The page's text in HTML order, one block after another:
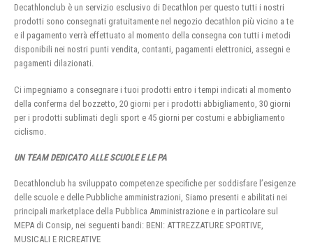
Decathlonclub è un servizio esclusivo di Decathlon per questo tutti i nostri
prodotti sono consegnati gratuitamente nel negozio decathlon più vicino a te
e il pagamento verrà effettuato al momento della consegna con tutti i metodi
disponibili nei nostri punti vendita, contanti, pagamenti elettronici, assegni e
pagamenti dilazionati.
Ci impegniamo a consegnare i tuoi prodotti entro i tempi indicati al momento
della conferma del bozzetto, 20 giorni per i prodotti abbigliamento, 30 giorni
per i prodotti sublimati degli sport e 45 giorni per costumi e abbigliamento
ciclismo.
UN TEAM DEDICATO ALLE SCUOLE E LE PA
Decathlonclub ha sviluppato competenze specifiche per soddisfare l’esigenze
delle scuole e delle Pubbliche amministrazioni, Siamo presenti e abilitati nei
principali marketplace della Pubblica Amministrazione e in particolare sul
MEPA di Consip, nei seguenti bandi: BENI: ATTREZZATURE SPORTIVE,
MUSICALI E RICREATIVE